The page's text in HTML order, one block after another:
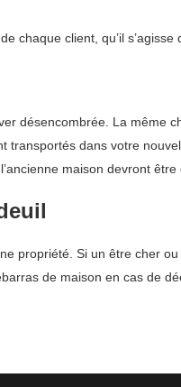
client, qu’il
désencombrée. La même
dans votre
maison devront
propriété. Si un être cher
de maison en cas de